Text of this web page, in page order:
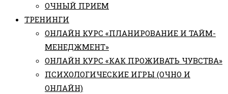
ОЧНЫЙ ПРИЕМ
ТРЕНИНГИ
ОНЛАЙН КУРС «ПЛАНИРОВАНИЕ И ТАЙМ-
МЕНЕДЖМЕНТ»
ОНЛАЙН КУРС «КАК ПРОЖИВАТЬ ЧУВСТВА»
ПСИХОЛОГИЧЕСКИЕ ИГРЫ (ОЧНО И
ОНЛАЙН)